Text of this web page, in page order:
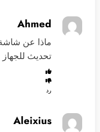
Ahmed
تحديث للجهاز
رد
Aleixius